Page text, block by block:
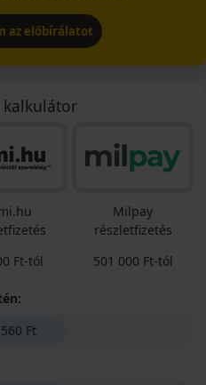
az előbírálatot
kalkulátor
Ft-tól
Milpay
részletfizetés
501 000 Ft-tól
Ft